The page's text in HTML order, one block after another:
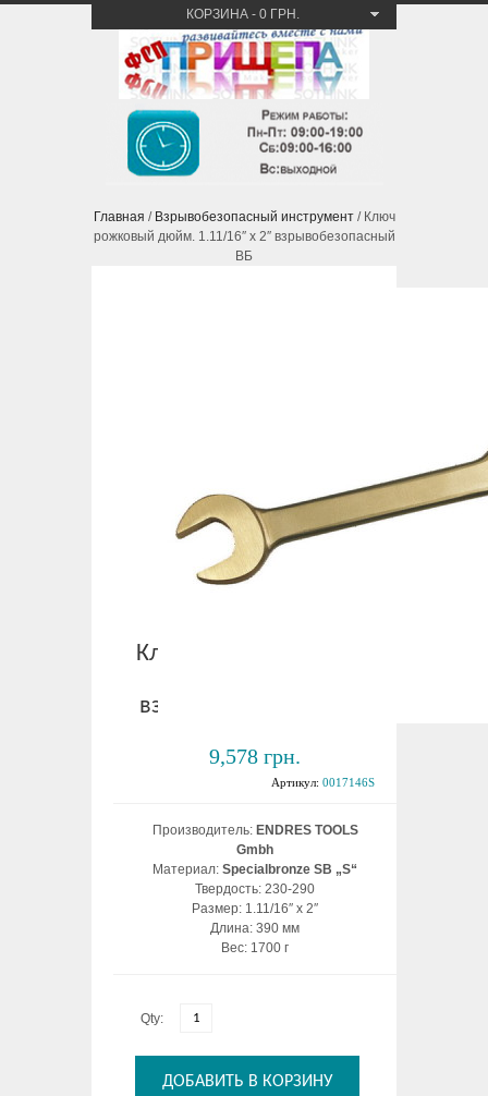
КОРЗИНА - 0 ГРН.
Главная / Взрывобезопасный инструмент/ Ключ
рожковый дюйм. 1.11/16″ x 2″ взрывобезопасный
ВБ
Ключ рожковый дюйм.
взрывобезопасный ВБ
9,578 грн.
Артикул: 0017146S
Производитель: ENDRES TOOLS
Gmbh
Материал: Specialbronze SB „S“
Твердость: 230-290
Размер: 1.11/16″ x 2″
Длина: 390 мм
Вес: 1700 г
Qty:
ДОБАВИТЬ В КОРЗИНУ